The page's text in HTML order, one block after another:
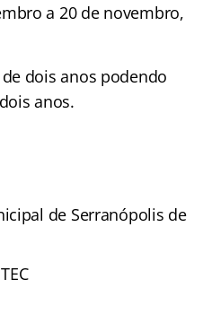
a 20 de novembro,
dois anos podendo
anos.
de Serranópolis de